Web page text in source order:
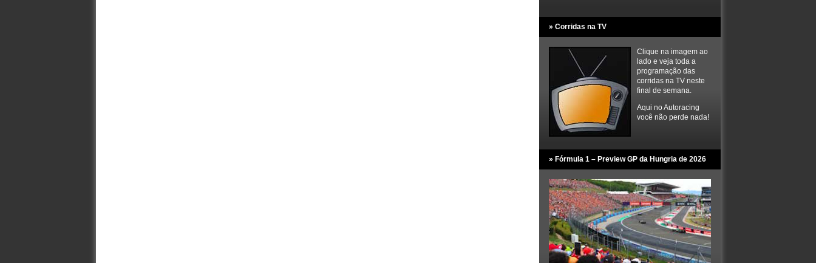
» Corridas na TV
Clique na imagem ao
lado e veja toda a
programação das
corridas na TV neste
final de semana.
Aqui no Autoracing
você não perde nada!
» Fórmula 1 – Preview GP da Hungria de 2026